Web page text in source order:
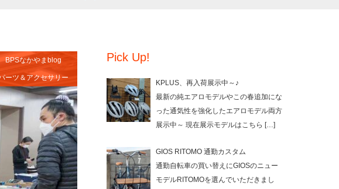
BPSなかやまblog
ーツ＆アクセサリー
Pick Up!
KPLUS、再入荷展示中～♪
最新の純エアロモデルやこの春追加にな
った通気性を強化したエアロモデル両方
展示中～ 現在展示モデルはこちら […]
GIOS RITOMO 通勤カスタム
通勤自転車の買い替えにGIOSのニュー
モデルRITOMOを選んでいただきまし